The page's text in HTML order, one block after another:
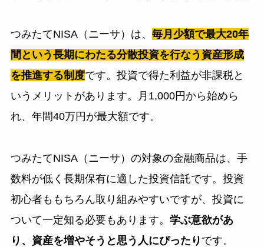
つみたてNISA（ニーサ）は、 毎月少額で最大20年
間という長期にわたる分散投資を行なう資産形成
を推進する制度です。投資で得た利益が非課税と
いうメリットがあります。月1,000円から始めら
れ、年間40万円が最大額です。
つみたてNISA（ニーサ）の対象の金融商品は、手
数料が低く長期保有に適した投資信託です。投資
初心者ももちろん取り組みやすいですが、投資に
ついて一定知る必要もあります。 学ぶ意欲があ
り、資産を増やそうと思う人にぴったり です。